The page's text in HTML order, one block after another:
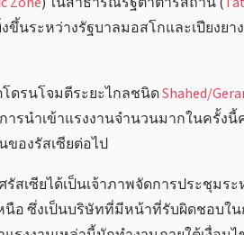
ระหว่างรัฐบาลมอสโกและเปียงยา
ดรนโจมตีระยะไกลชนิดShahed/
รนำเข้าแรงงานจำนวนมากในครั้ง
องรัสเซียต่อไป
สเซียได้เป็นเจ้าภาพจัดการประชุม
นือ ซึ่งเป็นบริษัทที่มีหน้าที่รับผิดชอบใ